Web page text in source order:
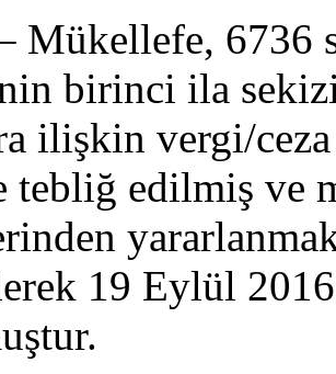
Mükellefe, 6736
birinci ila
ilişkin vergi/
tebliğ edilmiş ve
19 Eylül